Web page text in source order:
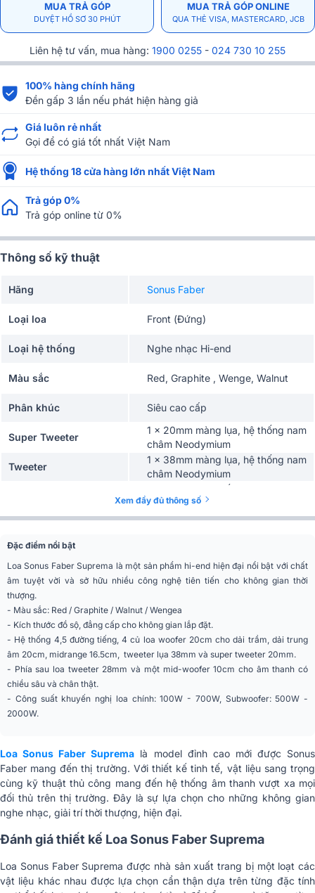
MUA TRẢ GÓP
DUYỆT HỒ SƠ 30 PHÚT
MUA TRẢ GÓP ONLINE
QUA THẺ VISA, MASTERCARD, JCB
Liên hệ tư vấn, mua hàng: 1900 0255 - 024 730 10 255
100% hàng chính hãng
Đền gấp 3 lần nếu phát hiện hàng giả
Giá luôn rẻ nhất
Gọi để có giá tốt nhất Việt Nam
Hệ thống 18 cửa hàng lớn nhất Việt Nam
Trả góp 0%
Trả góp online từ 0%
Thông số kỹ thuật
Hãng Sonus Faber
Loại loa Front (Đứng)
Loại hệ thống Nghe nhạc Hi-end
Màu sắc Red, Graphite , Wenge, Walnut
Phân khúc Siêu cao cấp
Super Tweeter
1 x 20mm màng lụa, hệ thống nam
châm Neodymium
Tweeter
1 x 38mm màng lụa, hệ thống nam
châm Neodymium
1 x 165mm, hệ thống mô tơ Dual
Drive cùng nam châm vòng
Neodymium
Midwoofer
Woofers
4 x 203.2mm màng giấy cấu trúc
sandwich, hệ thống mô tơ Dual
Neodymium
Tweeter mặt sau
1 x 28mm màng lụa, hệ thống nam
châm Neodymium
Midrange mặt sau
1 x 101.6mm màng giấy hình nón,
nam châm Neodymium
Subwoofer
nón
Phân tần củ loa mặt
Phân tần củ loa mặt
sau
500, 2300 Hz
Tần số đáp tuyến loa
chính
Mặt trước 45Hz –40KHz, Mặt sau
500Hz –20KHz
Tần số đáp tuyến
Subwoofer
16 – 30/80Hz (tùy vào điều chỉnh ở
thiết bị phân tần)
Độ nhạy
Loa chính 91dB 1m/2.83V,
Xem đầy đủ thông số
Đặc điểm nổi bật
Loa Sonus Faber Suprema là một sản phẩm hi-end hiện đại nổi bật với chất
âm tuyệt vời và sở hữu nhiều công nghệ tiên tiến cho không gian thời
thượng.
- Màu sắc: Red / Graphite / Walnut / Wengea
- Kích thước đồ sộ, đẳng cấp cho không gian lắp đặt.
- Hệ thống 4,5 đường tiếng, 4 củ loa woofer 20cm cho dải trầm, dải trung
âm 20cm, midrange 16.5cm, tweeter lụa 38mm và super tweeter 20mm.
- Phía sau loa tweeter 28mm và một mid-woofer 10cm cho âm thanh có
chiều sâu và chân thật.
- Công suất khuyến nghị loa chính: 100W - 700W, Subwoofer: 500W -
2000W.
Loa Sonus Faber Suprema là model đỉnh cao mới được Sonus
Faber mang đến thị trường. Với thiết kế tinh tế, vật liệu sang trọng
cùng kỹ thuật thủ công mang đến hệ thống âm thanh vượt xa mọi
đối thủ trên thị trường. Đây là sự lựa chọn cho những không gian
nghe nhạc, giải trí thời thượng, hiện đại.
Đánh giá thiết kế Loa Sonus Faber Suprema
Loa Sonus Faber Suprema được nhà sản xuất trang bị một loạt các
vật liệu khác nhau được lựa chọn cẩn thận dựa trên từng đặc tính